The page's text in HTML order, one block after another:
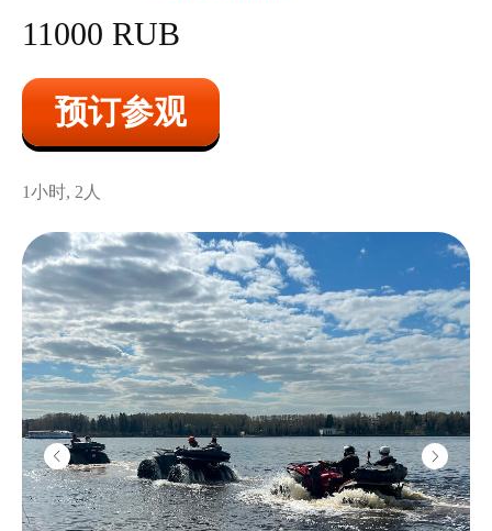
11000 RUB
预订参观
1小时, 2人
1800 卢布/1个榴弹
彩色烟雾
“勇士”冲锋枪
2200